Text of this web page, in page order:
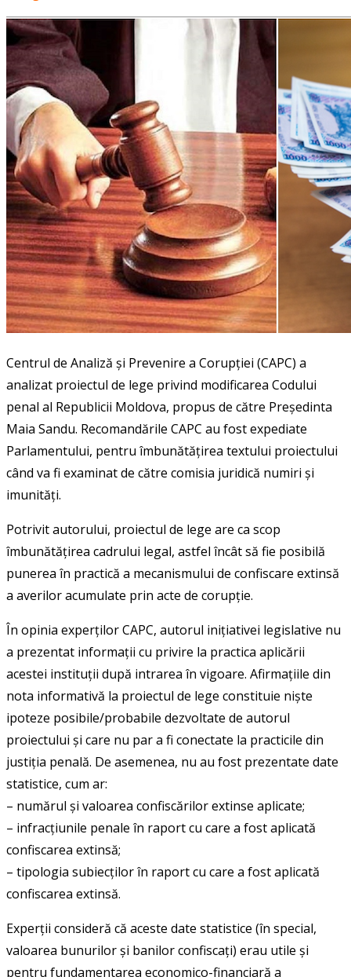
Centrul de Analiză și Prevenire a Corupției (CAPC) a
analizat proiectul de lege privind modificarea Codului
penal al Republicii Moldova, propus de către Președinta
Maia Sandu. Recomandările CAPC au fost expediate
Parlamentului, pentru îmbunătățirea textului proiectului
când va fi examinat de către comisia juridică numiri și
imunități.
Potrivit autorului, proiectul de lege are ca scop
îmbunătățirea cadrului legal, astfel încât să fie posibilă
punerea în practică a mecanismului de confiscare extinsă
a averilor acumulate prin acte de corupție.
În opinia experților CAPC, autorul inițiativei legislative nu
a prezentat informații cu privire la practica aplicării
acestei instituții după intrarea în vigoare. Afirmațiile din
nota informativă la proiectul de lege constituie niște
ipoteze posibile/probabile dezvoltate de autorul
proiectului și care nu par a fi conectate la practicile din
justiția penală. De asemenea, nu au fost prezentate date
statistice, cum ar:
– numărul și valoarea confiscărilor extinse aplicate;
– infracțiunile penale în raport cu care a fost aplicată
confiscarea extinsă;
– tipologia subiecților în raport cu care a fost aplicată
confiscarea extinsă.
Experții consideră că aceste date statistice (în special,
valoarea bunurilor și banilor confiscați) erau utile și
pentru fundamentarea economico-financiară a